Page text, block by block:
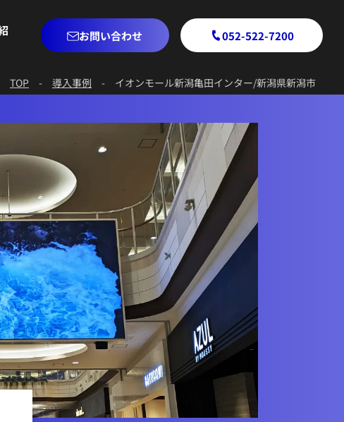
お問い合わせ 052-522-7200
TOP - 導入事例 - イオンモール新潟亀田インター/新潟県新潟市